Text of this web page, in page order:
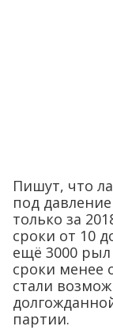
Пишут, что
под
только за
сроки от 10
ещё 3000
сроки менее
стали
партии.